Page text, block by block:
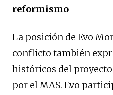
reformismo
La posición de Evo
conflicto también
históricos del
por el MAS. Evo